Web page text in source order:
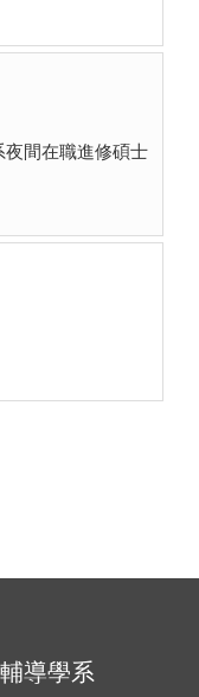
間在職進修碩士
導學系